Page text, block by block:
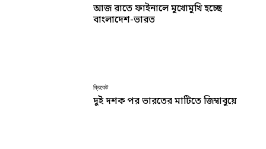
আজ রাতে ফাইনালে মুখোমুখি হচ্ছে
বাংলাদেশ-ভারত
ক্রিকেট
দুই দশক পর ভারতের মাটিতে জিম্বাবুয়ে